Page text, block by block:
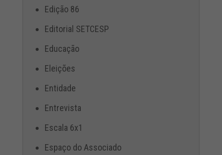
Edição 86
Editorial SETCESP
Educação
Eleições
Entidade
Entrevista
Escala 6x1
Espaço do Associado